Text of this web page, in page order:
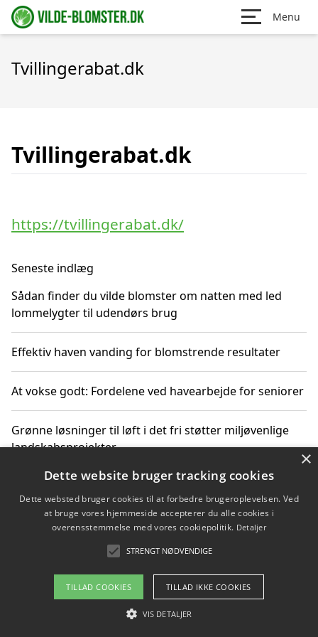
Menu
Tvillingerabat.dk
Tvillingerabat.dk
https://tvillingerabat.dk/
Seneste indlæg
Sådan finder du vilde blomster om natten med led
lommelygter til udendørs brug
Effektiv haven vanding for blomstrende resultater
At vokse godt: Fordelene ved havearbejde for seniorer
Grønne løsninger til løft i det fri støtter miljøvenlige
landskabsprojekter
Gør haven til et frirum for familien og naturen
Copyright 2026 - Pilanto Aps
Om / kontakt
Blog Betingelser
×
Dette website bruger tracking cookies
Dette websted bruger cookies til at forbedre brugeroplevelsen. Ved
at bruge vores hjemmeside accepterer du alle cookies i
overensstemmelse med vores cookiepolitik. Detaljer
STRENGT NØDVENDIGE
TILLAD COOKIES TILLAD IKKE COOKIES
VIS DETALJER